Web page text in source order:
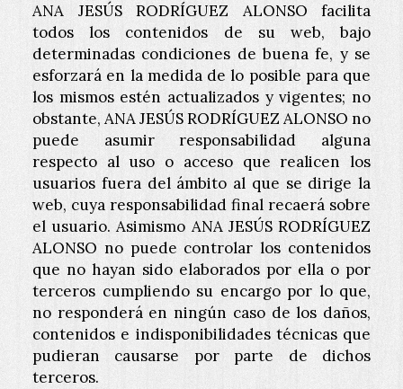
ANA JESÚS RODRÍGUEZ ALONSO facilita
todos los contenidos de su web, bajo
determinadas condiciones de buena fe, y se
esforzará en la medida de lo posible para que
los mismos estén actualizados y vigentes; no
obstante,ANA JESÚS RODRÍGUEZ ALONSO no
puede asumir responsabilidad alguna
respecto al uso o acceso que realicen los
usuarios fuera del ámbito al que se dirige la
web, cuya responsabilidad final recaerá sobre
el usuario. Asimismo ANA JESÚS RODRÍGUEZ
ALONSO no puede controlar los contenidos
que no hayan sido elaborados por ella o por
terceros cumpliendo su encargo por lo que,
no responderá en ningún caso de los daños,
contenidos e indisponibilidades técnicas que
pudieran causarse por parte de dichos
terceros.